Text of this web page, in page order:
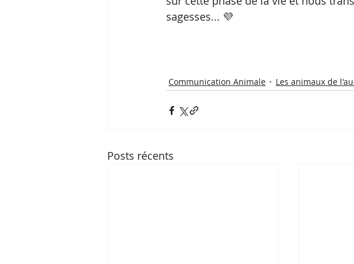
sagesses... 💜
Communication Animale Les animaux de
Posts récents